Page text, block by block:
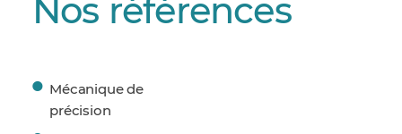
Nos références
Mécanique de
précision